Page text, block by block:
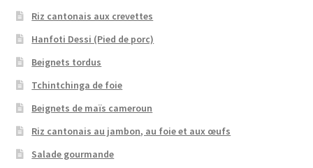
Riz cantonais aux crevettes
Hanfoti Dessi (Pied de porc)
Beignets tordus
Tchintchinga de foie
Beignets de maïs cameroun
Riz cantonais au jambon, au foie et aux œufs
Salade gourmande